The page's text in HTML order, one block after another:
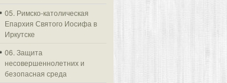
05. Римско-католическая
Епархия Святого Иосифа в
Иркутске
06. Защита
несовершеннолетних и
безопасная среда